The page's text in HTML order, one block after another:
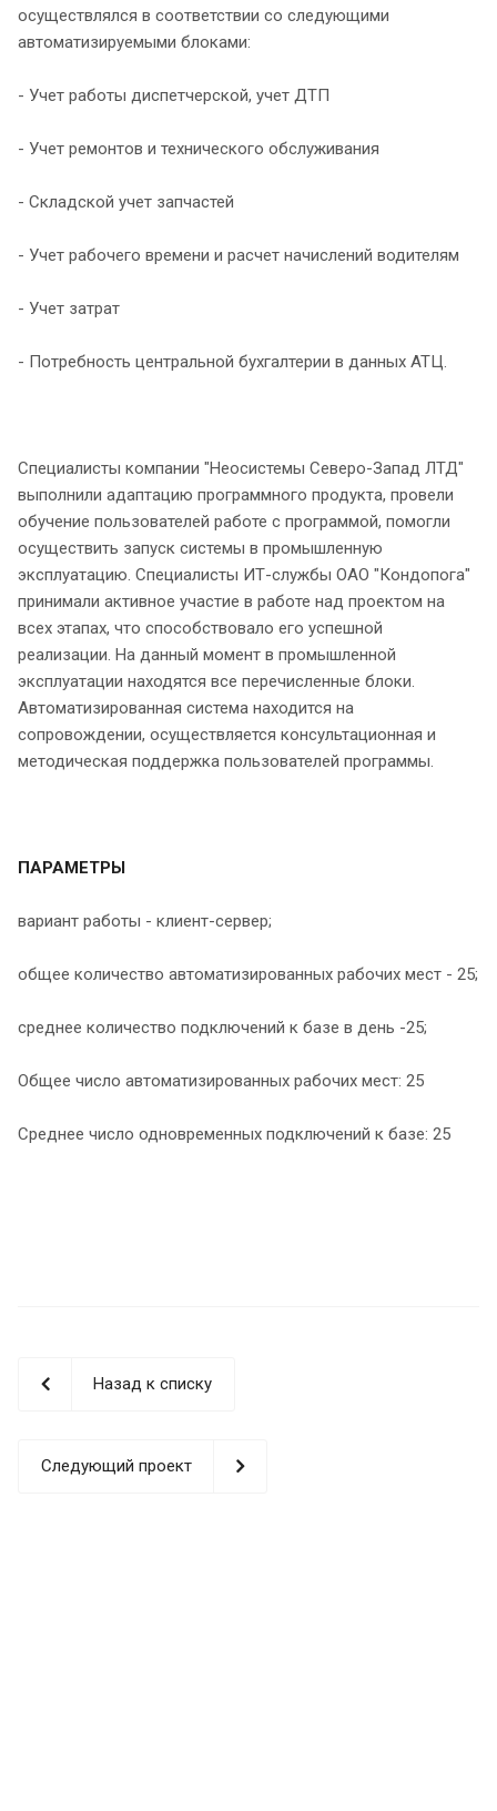
осуществлялся в соответствии со следующими
автоматизируемыми блоками:
- Учет работы диспетчерской, учет ДТП
- Учет ремонтов и технического обслуживания
- Складской учет запчастей
- Учет рабочего времени и расчет начислений водителям
- Учет затрат
- Потребность центральной бухгалтерии в данных АТЦ.
Специалисты компании "Неосистемы Северо-Запад ЛТД"
выполнили адаптацию программного продукта, провели
обучение пользователей работе с программой, помогли
осуществить запуск системы в промышленную
эксплуатацию. Специалисты ИТ-службы ОАО "Кондопога"
принимали активное участие в работе над проектом на
всех этапах, что способствовало его успешной
реализации. На данный момент в промышленной
эксплуатации находятся все перечисленные блоки.
Автоматизированная система находится на
сопровождении, осуществляется консультационная и
методическая поддержка пользователей программы.
ПАРАМЕТРЫ
вариант работы - клиент-сервер;
общее количество автоматизированных рабочих мест - 25;
среднее количество подключений к базе в день -25;
Общее число автоматизированных рабочих мест: 25
Среднее число одновременных подключений к базе: 25
Назад к списку
Следующий проект